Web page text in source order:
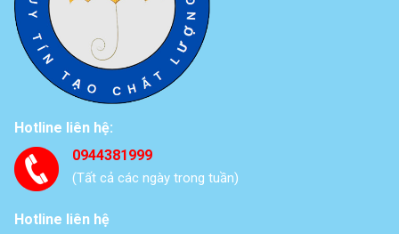
Hotline liên hệ:
0944381999
(Tất cả các ngày trong tuần)
Hotline liên hệ